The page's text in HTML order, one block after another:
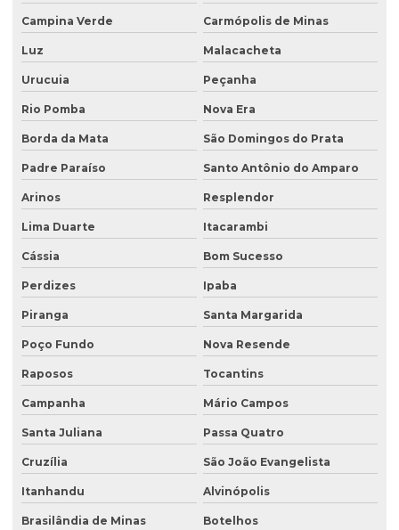
Recuperação de áreas ambientais degradadas
Recuperação de áreas ambientalmente degradadas
Recuperação de áreas degradadas e conservação do solo
Recuperação de áreas degradadas e passivos ambientais
Recuperação de áreas degradadas por regeneração natural
Recuperação de áreas degradadas com sistemas agroflorestais
Recuperação de áreas desmatadas
Reflorestamento recuperação de áreas degradadas
Relatório de investigação de passivo ambiental
Retirada de tanque de combustível subterrâneo
Retirada de tanque subterrâneo
Retirada de tanques
Serviço de consultoria ambiental
Serviço de desativação de tanque subterrâneo
Serviço de desativação de tanques
Campina Verde Carmópolis de Minas
Luz Malacacheta
Urucuia Peçanha
Rio Pomba Nova Era
Borda da Mata São Domingos do Prata
Padre Paraíso Santo Antônio do Amparo
Arinos Resplendor
Lima Duarte Itacarambi
Cássia Bom Sucesso
Perdizes Ipaba
Piranga Santa Margarida
Poço Fundo Nova Resende
Raposos Tocantins
Campanha Mário Campos
Santa Juliana Passa Quatro
Cruzília São João Evangelista
Itanhandu Alvinópolis
Brasilândia de Minas Botelhos